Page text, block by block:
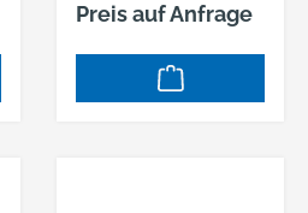
Preis auf Anfrage